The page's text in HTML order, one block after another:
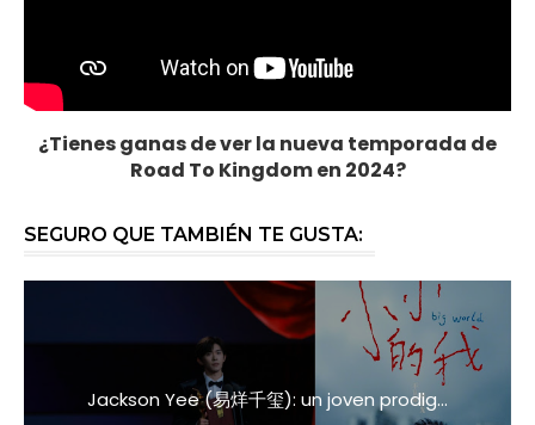
¿Tienes ganas de ver la nueva temporada de
Road To Kingdom en 2024?
SEGURO QUE TAMBIÉN TE GUSTA:
Jackson Yee (易烊千玺): un joven prodig...